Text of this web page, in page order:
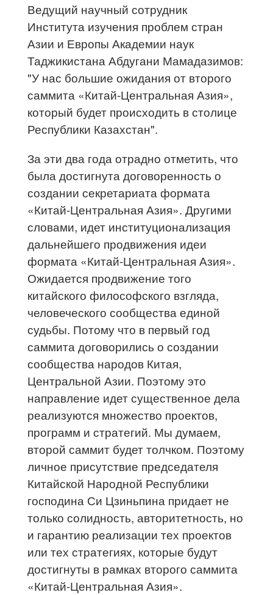
Ведущий научный сотрудник
Института изучения проблем стран
Азии и Европы Академии наук
Таджикистана Абдугани Мамадазимов:
"У нас большие ожидания от второго
саммита «Китай-Центральная Азия»,
который будет происходить в столице
Республики Казахстан".
За эти два года отрадно отметить, что
была достигнута договоренность о
создании секретариата формата
«Китай-Центральная Азия». Другими
словами, идет институционализация
дальнейшего продвижения идеи
формата «Китай-Центральная Азия».
Ожидается продвижение того
китайского философского взгляда,
человеческого сообщества единой
судьбы. Потому что в первый год
саммита договорились о создании
сообщества народов Китая,
Центральной Азии. Поэтому это
направление идет существенное дела
реализуются множество проектов,
программ и стратегий. Мы думаем,
второй саммит будет толчком. Поэтому
личное присутствие председателя
Китайской Народной Республики
господина Си Цзиньпина придает не
только солидность, авторитетность, но
и гарантию реализации тех проектов
или тех стратегиях, которые будут
достигнуты в рамках второго саммита
«Китай-Центральная Азия».